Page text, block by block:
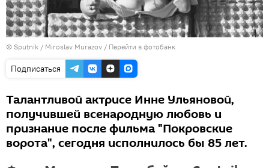
© Sputnik / Miroslav Murazov / Перейти в фотобанк
Подписаться
Талантливой актрисе Инне Ульяновой,
получившей всенародную любовь и
признание после фильма "Покровские
ворота", сегодня исполнилось бы 85 лет.